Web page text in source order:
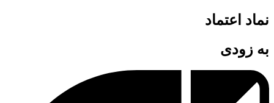
نماد اعتماد
به زودی